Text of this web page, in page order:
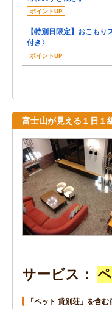
ポイントUP
【特別日限定】おこもり
付き〉
ポイントUP
富士山が見える１日１
サービス
「ペット 貸別荘」を含